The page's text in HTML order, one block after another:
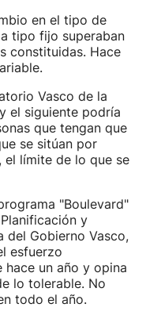
en el tipo de
tipo fijo superaban
constituidas. Hace
Vasco de la
el siguiente podría
que tengan que
se sitúan por
el límite de lo que se
"Boulevard"
y
del Gobierno Vasco,
esfuerzo
hace un año y opina
lo tolerable. No
todo el año.